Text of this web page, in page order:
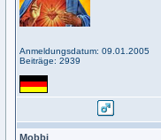
Anmeldungsdatum: 09.01.2005
Beiträge: 2939
Mobbi